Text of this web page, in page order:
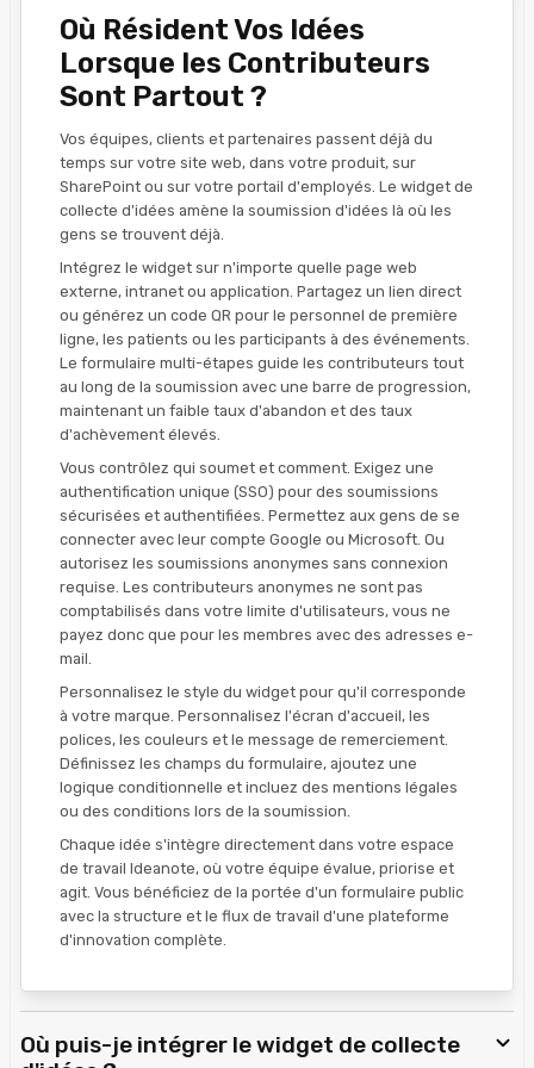
Où Résident Vos Idées
Lorsque les Contributeurs
Sont Partout ?
Vos équipes, clients et partenaires passent déjà du
temps sur votre site web, dans votre produit, sur
SharePoint ou sur votre portail d'employés. Le widget de
collecte d'idées amène la soumission d'idées là où les
gens se trouvent déjà.
Intégrez le widget sur n'importe quelle page web
externe, intranet ou application. Partagez un lien direct
ou générez un code QR pour le personnel de première
ligne, les patients ou les participants à des événements.
Le formulaire multi-étapes guide les contributeurs tout
au long de la soumission avec une barre de progression,
maintenant un faible taux d'abandon et des taux
d'achèvement élevés.
Vous contrôlez qui soumet et comment. Exigez une
authentification unique (SSO) pour des soumissions
sécurisées et authentifiées. Permettez aux gens de se
connecter avec leur compte Google ou Microsoft. Ou
autorisez les soumissions anonymes sans connexion
requise. Les contributeurs anonymes ne sont pas
comptabilisés dans votre limite d'utilisateurs, vous ne
payez donc que pour les membres avec des adresses e-
mail.
Personnalisez le style du widget pour qu'il corresponde
à votre marque. Personnalisez l'écran d'accueil, les
polices, les couleurs et le message de remerciement.
Définissez les champs du formulaire, ajoutez une
logique conditionnelle et incluez des mentions légales
ou des conditions lors de la soumission.
Chaque idée s'intègre directement dans votre espace
de travail Ideanote, où votre équipe évalue, priorise et
agit. Vous bénéficiez de la portée d'un formulaire public
avec la structure et le flux de travail d'une plateforme
d'innovation complète.
Où puis-je intégrer le widget de collecte